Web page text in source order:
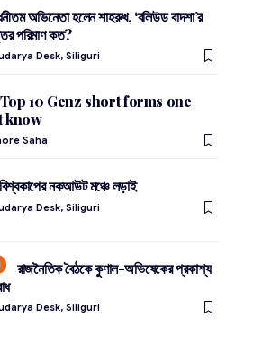
অভিনেতা হলেন শাহরুখ, ‘বলিউড বাদশা’র
পরিমাণ কত?
Desk, Siliguri
Top 10 Genz short forms one
know
Saha
বিশ্বকাপের নকআউট মঞ্চে লড়াই
Desk, Siliguri
রাজনৈতিক বৈঠকে কুণাল-অভিষেকের প্রকাশ্য
Desk, Siliguri